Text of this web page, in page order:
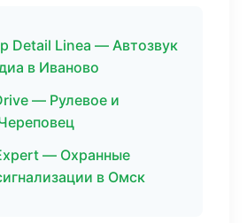
Detail Linea — Автозвук
в Иваново
— Рулевое и
— Охранные
в Омск